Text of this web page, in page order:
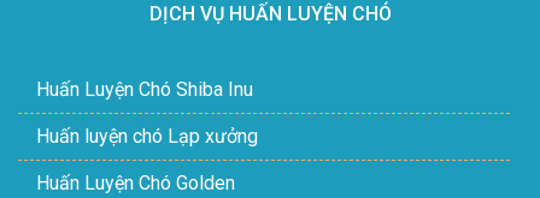
DỊCH VỤ HUẤN LUYỆN CHÓ
Huấn Luyện Chó Shiba Inu
Huấn luyện chó Lạp xưởng
Huấn Luyện Chó Golden